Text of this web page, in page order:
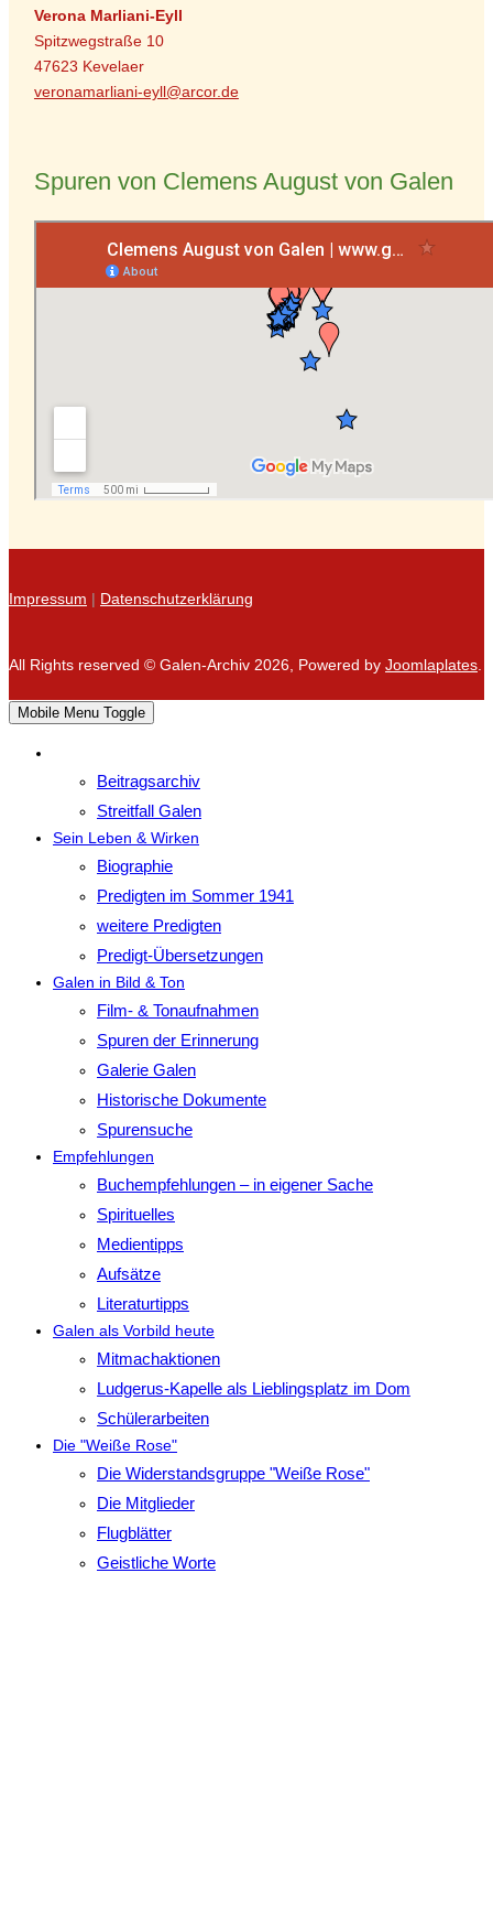
Verona Marliani-Eyll
Spitzwegstraße 10
47623 Kevelaer
veronamarliani-eyll@arcor.de
Spuren von Clemens August von Galen
Impressum | Datenschutzerklärung
All Rights reserved © Galen-Archiv 2026, Powered by Joomlaplates
Mobile Menu Toggle
Beitragsarchiv
Streitfall Galen
Sein Leben & Wirken
Biographie
Predigten im Sommer 1941
weitere Predigten
Predigt-Übersetzungen
Galen in Bild & Ton
Film- & Tonaufnahmen
Spuren der Erinnerung
Galerie Galen
Historische Dokumente
Spurensuche
Empfehlungen
Buchempfehlungen – in eigener Sache
Spirituelles
Medientipps
Aufsätze
Literaturtipps
Galen als Vorbild heute
Mitmachaktionen
Ludgerus-Kapelle als Lieblingsplatz im Dom
Schülerarbeiten
Die "Weiße Rose"
Die Widerstandsgruppe "Weiße Rose"
Die Mitglieder
Flugblätter
Geistliche Worte